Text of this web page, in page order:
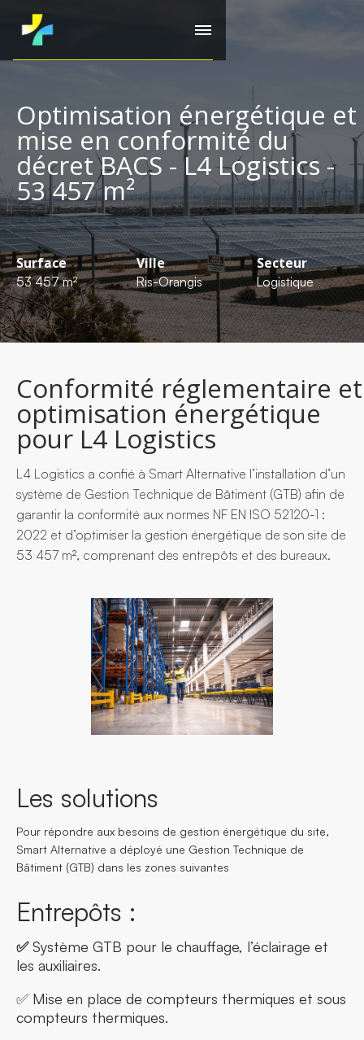
Optimisation énergétique et
mise en conformité du
décret BACS - L4 Logistics -
53 457 m²
Surface
53 457 m²
Ville
Ris-Orangis
Secteur
Logistique
Conformité réglementaire et
optimisation énergétique
pour L4 Logistics
L4 Logistics a confié à Smart Alternative l’installation d’un
système de Gestion Technique de Bâtiment (GTB) afin de
garantir la conformité aux normes NF EN ISO 52120-1 :
2022 et d’optimiser la gestion énergétique de son site de
53 457 m², comprenant des entrepôts et des bureaux.
Les solutions
Pour répondre aux besoins de gestion énergétique du site,
Smart Alternative a déployé une Gestion Technique de
Bâtiment (GTB) dans les zones suivantes
Entrepôts :
✅Système GTB pour le chauffage, l’éclairage et
les auxiliaires.
✅ Mise en place de compteurs thermiques et sous
compteurs thermiques.